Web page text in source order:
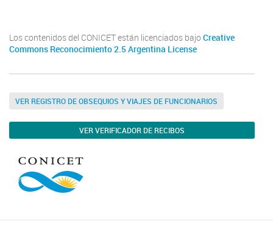
Los contenidos del CONICET están licenciados bajo Creative
Commons Reconocimiento 2.5 Argentina License
VER REGISTRO DE OBSEQUIOS Y VIAJES DE FUNCIONARIOS
VER VERIFICADOR DE RECIBOS